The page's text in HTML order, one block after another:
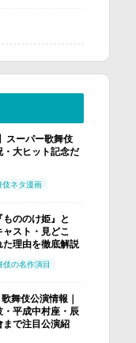
スーパー歌舞伎
・大ヒット記念だ
伎ネタ漫画
ののけ姫』と
スト・見どこ
た理由を徹底解説
伎の名作演目
舞伎公演情報｜
平成中村座・辰
まで注目公演紹